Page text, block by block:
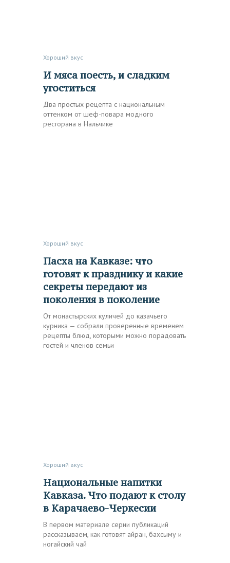
Хороший вкус
И мяса поесть, и сладким
угоститься
Два простых рецепта с национальным
оттенком от шеф-повара модного
ресторана в Нальчике
Хороший вкус
Пасха на Кавказе: что
готовят к празднику и какие
секреты передают из
поколения в поколение
От монастырских куличей до казачьего
курника — собрали проверенные временем
рецепты блюд, которыми можно порадовать
гостей и членов семьи
Хороший вкус
Национальные напитки
Кавказа. Что подают к столу
в Карачаево-Черкесии
В первом материале серии публикаций
рассказываем, как готовят айран, бахсыму и
ногайский чай